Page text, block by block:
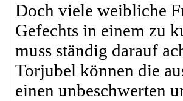
Doch viele weibliche
Gefechts in einem zu
muss ständig darauf
Torjubel können die
einen unbeschwerten